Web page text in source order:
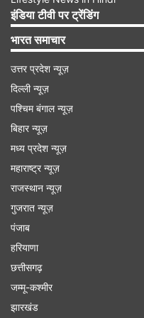
ऑप्शन में पेश किया जा
कैमरा डिजाइन
Samsung Galaxy
इंडिया टीवी पर ट्रेंडिंग
भारत समाचार
उत्तर प्रदेश न्यूज़
दिल्ली न्यूज़
पश्चिम बंगाल न्यूज़
बिहार न्यूज़
मध्य प्रदेश न्यूज़
महाराष्ट्र न्यूज़
राजस्थान न्यूज़
गुजरात न्यूज़
पंजाब
हरियाणा
छत्तीसगढ़
जम्मू-कश्मीर
झारखंड